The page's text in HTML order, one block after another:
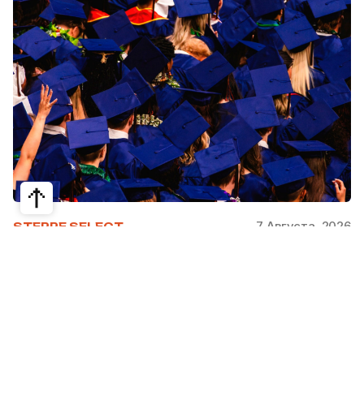
STEPPE SELECT 7 Августа, 2026